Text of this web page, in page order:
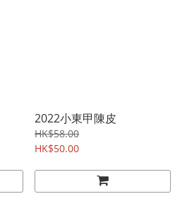
2022小東甲陳皮
HK$58.00
HK$50.00